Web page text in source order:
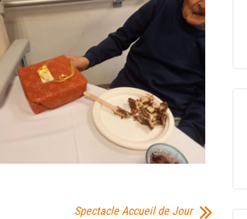
Spectacle Accueil de Jour